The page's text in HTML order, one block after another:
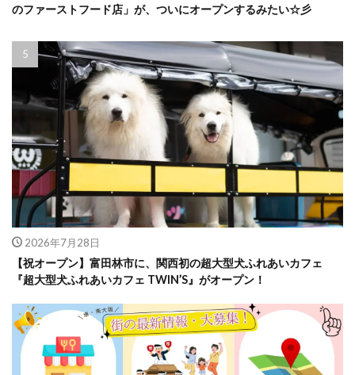
のファーストフード店」が、ついにオープンするみたい☆彡
2026年7月28日
【祝オープン】富田林市に、関西初の超大型犬ふれあいカフェ
『超大型犬ふれあいカフェ TWIN’S』がオープン！